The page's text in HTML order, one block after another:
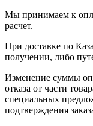
Мы принимаем к
расчет.
При доставке по
получении, либо
Изменение суммы
отказа от части
специальных
подтверждения